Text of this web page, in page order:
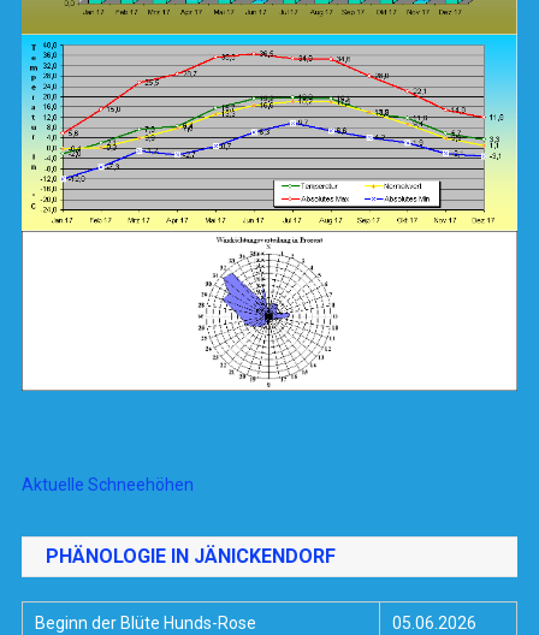
Aktuelle Schneehöhen
PHÄNOLOGIE IN JÄNICKENDORF
Beginn der Blüte Hunds-Rose 05.06.2026